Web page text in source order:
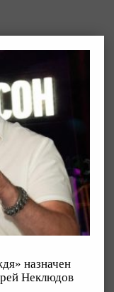
назначен
Неклюдов